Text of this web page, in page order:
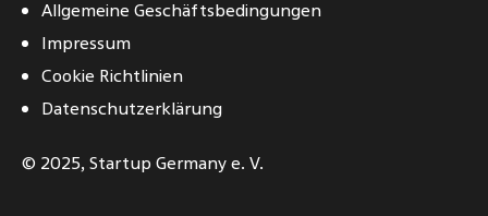
Allgemeine Geschäftsbedingungen
Impressum
Cookie Richtlinien
Datenschutzerklärung
© 2025,Startup Germany e. V.